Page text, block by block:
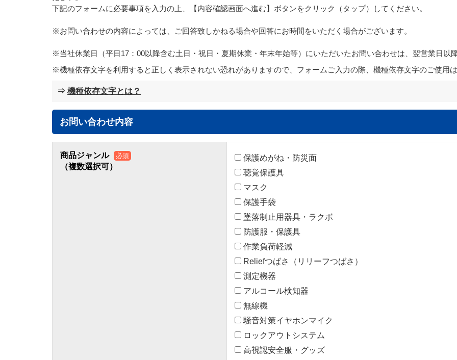
下記のフォームに必要事項を入力の上、【内容確認画面へ進む】ボタンをクリック（タップ）してください。
※お問い合わせの内容によっては、ご回答致しかねる場合や回答にお時間をいただく場合がございます。
※当社休業日（平日17：00以降含む土日・祝日・夏期休業・年末年始等）にいただいたお問い合わせは、翌営業日以
機種依存文字を利用すると正しく表示されない恐れがありますので、フォームご入力の際、機種依存文字のご使用
⇒ 機種依存文字とは？
お問い合わせ内容
商品ジャンル 必須
（複数選択可）
保護めがね・防災面
聴覚保護具
マスク
保護手袋
墜落制止用器具・ラクボ
防護服・保護具
作業負荷軽減
Reliefつばさ（リリーフつばさ）
測定機器
アルコール検知器
無線機
騒音対策イヤホンマイク
ロックアウトシステム
高視認安全服・グッズ